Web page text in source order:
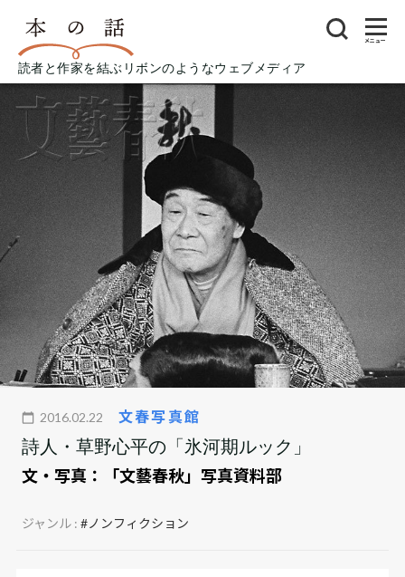
読者と作家を結ぶリボンのようなウェブメディア
メニュー
2016.02.22 文春写真館
詩人・草野心平の「氷河期ルック」
文・写真：
「文藝春秋」写真資料部
ジャンル :#ノンフィクション